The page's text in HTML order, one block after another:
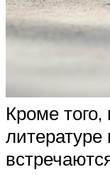
Кроме
литературе